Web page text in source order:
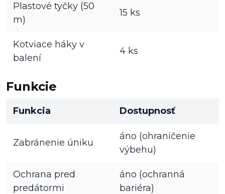
Plastové tyčky (50
m)
15 ks
Kotviace háky v
balení
4 ks
Funkcie
Funkcia Dostupnosť
Zabránenie úniku
áno (ohraničenie
výbehu)
Ochrana pred
predátormi
áno (ochranná
bariéra)